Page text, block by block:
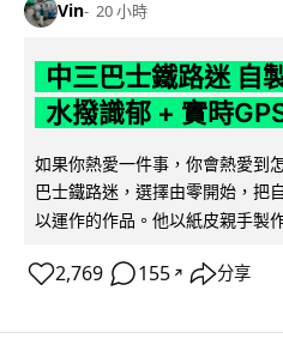
Vin 20 小時
中三巴士鐵路迷 自
水撥識郁 + 實時
如果你熱愛一件事，你會熱愛到
巴士鐵路迷，選擇由零開始，把
以運作的作品。他以紙皮親手製
2,769 155 ↗ 分享